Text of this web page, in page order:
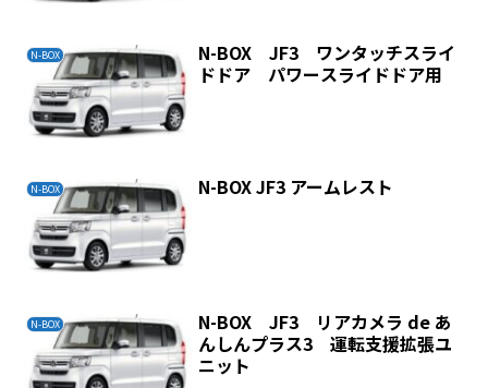
N-BOX
N-BOX JF3 ワンタッチスライ
ドドア パワースライドドア用
N-BOX N-BOX JF3 アームレスト
N-BOX
N-BOX JF3 リアカメラ de あ
んしんプラス3 運転支援拡張ユ
ニット